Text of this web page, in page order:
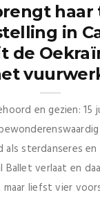
haar
in
de
en gezien: 15
sterdanseres en
Ballet verlaat en
liefst vier